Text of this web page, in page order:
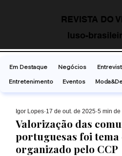
REVISTA DO
luso-
Valorização das
portuguesas foi
organizado pelo CCP
Ígor Lopes 17 de out. de 2025 5 min de
Em Destaque Negócios
Entretenimento
Eventos